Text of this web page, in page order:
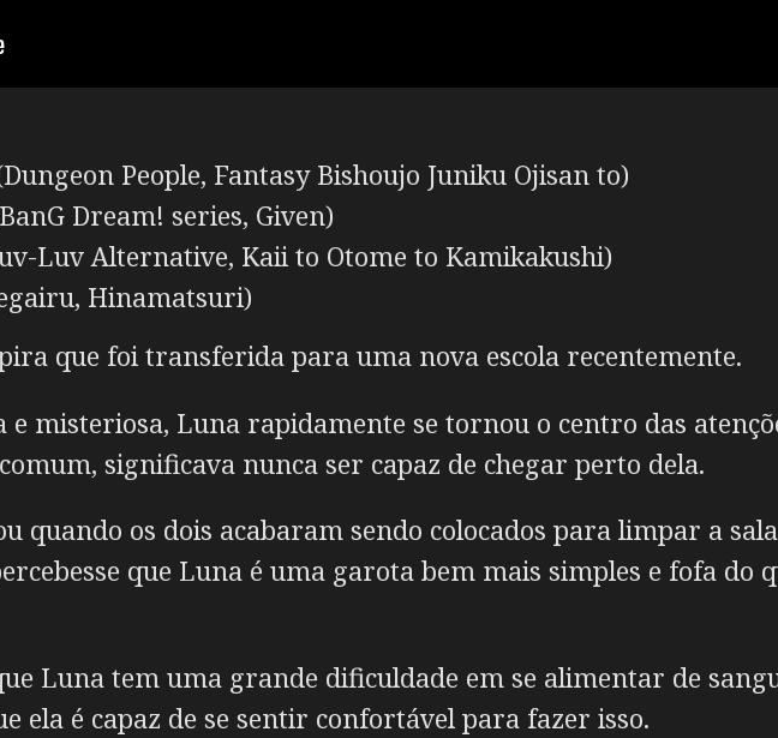
People, Fantasy Bishoujo Juniku Ojisan to)
Dream! series, Given)
Luv Alternative, Kaii to Otome to Kamikakushi)
Hinamatsuri)
que foi transferida para uma nova escola recentemente.
e misteriosa, Luna rapidamente se tornou o centro das
significava nunca ser capaz de chegar perto dela.
quando os dois acabaram sendo colocados para limpar a
que Luna é uma garota bem mais simples e fofa do
Luna tem uma grande dificuldade em se alimentar de
ela é capaz de se sentir confortável para fazer isso.